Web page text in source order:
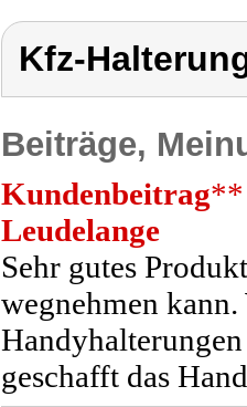
Kfz-
Beiträge,
Kundenbeitrag**
Leudelange
Sehr gutes
wegnehmen
geschafft das